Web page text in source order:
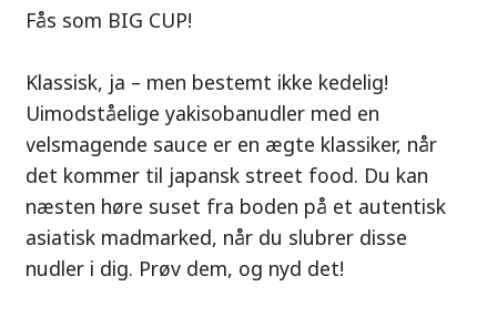
Tonkotsu!
Tre smagsuniverser, ét mål: ægte ramen i
restaurantkvalitet – uden restauranten.
Med Nissin Ramen Premium oplever du japansk
ramen på et helt nyt niveau: frisk og aromatisk
med Shoyu Yuzu, krydret og fyldig med Spicy
Fås som BIG CUP!
Klassisk, ja – men bestemt ikke kedelig!
Uimodståelige yakisobanudler med en
velsmagende sauce er en ægte klassiker, når
det kommer til japansk street food. Du kan
næsten høre suset fra boden på et autentisk
asiatisk madmarked, når du slubrer disse
nudler i dig. Prøv dem, og nyd det!
Vores anbefaling: Tag på smagseventyr til
Chicken!
En ramen-suppe er en perfekt balance af
harmoniske smage – præcis som det
thailandske køkken. Den karamelliserede
kyllingesmag kombineret med duften af ristet
hvidløg giver dig en autentisk asiatisk